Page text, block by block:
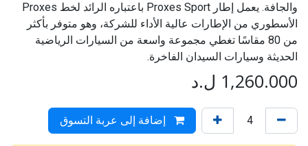
والجافة. يعمل إطار Proxes Sport باعتباره الرائد لخط Proxes
الأسطوري من الإطارات عالية الأداء للشركة، وهو متوفر بأكثر
من 80 مقاسًا تغطي مجموعة واسعة من السيارات الرياضية
الحديثة وسيارات السيدان الفاخرة.
1,260.000 ل.د
إضافة إلى عربة التسوق